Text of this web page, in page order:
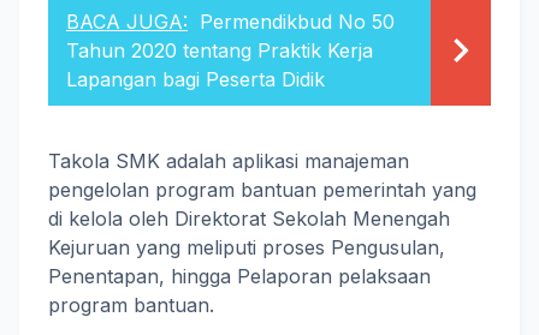
BACA JUGA: Permendikbud No 50
Tahun 2020 tentang Praktik Kerja
Lapangan bagi Peserta Didik
Takola SMK adalah aplikasi manajeman
pengelolan program bantuan pemerintah yang
di kelola oleh Direktorat Sekolah Menengah
Kejuruan yang meliputi proses Pengusulan,
Penentapan, hingga Pelaporan pelaksaan
program bantuan.